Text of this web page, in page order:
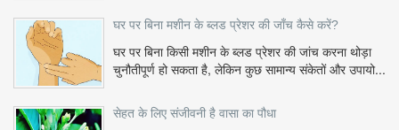
घर पर बिना मशीन के ब्लड प्रेशर की जाँच कैसे करें?
घर पर बिना किसी मशीन के ब्लड प्रेशर की जांच करना थोड़ा
चुनौतीपूर्ण हो सकता है, लेकिन कुछ सामान्य संकेतों और उपायो...
सेहत के लिए संजीवनी है वासा का पौधा